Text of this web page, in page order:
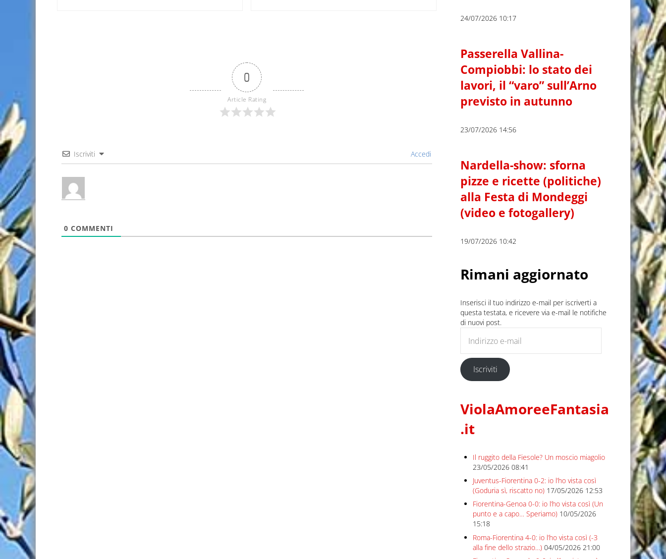
0
Article Rating
Iscriviti Accedi
0 COMMENTI
24/07/2026 10:17
Passerella Vallina-
Compiobbi: lo stato dei
lavori, il “varo” sull’Arno
previsto in autunno
23/07/2026 14:56
Nardella-show: sforna
pizze e ricette (politiche)
alla Festa di Mondeggi
(video e fotogallery)
19/07/2026 10:42
Rimani aggiornato
Inserisci il tuo indirizzo e-mail per iscriverti a
questa testata, e ricevere via e-mail le notifiche
di nuovi post.
Iscriviti
ViolaAmoreeFantasia
.it
Il ruggito della Fiesole? Un moscio miagolio
23/05/2026 08:41
Juventus-Fiorentina 0-2: io l’ho vista così
(Goduria sì, riscatto no) 17/05/2026 12:53
Fiorentina-Genoa 0-0: io l’ho vista così (Un
punto e a capo… Speriamo) 10/05/2026
15:18
Roma-Fiorentina 4-0: io l’ho vista così (-3
alla fine dello strazio…) 04/05/2026 21:00